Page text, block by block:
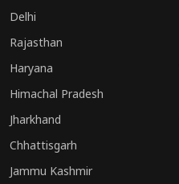
Delhi
Rajasthan
Haryana
Himachal Pradesh
Jharkhand
Chhattisgarh
Jammu Kashmir